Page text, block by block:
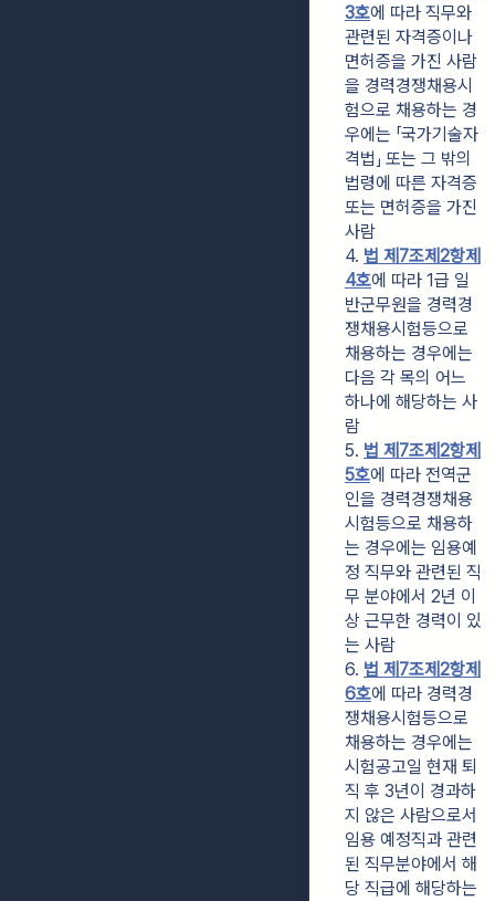
3호에 따라 직무와
관련된 자격증이나
면허증을 가진 사람
을 경력경쟁채용시
험으로 채용하는 경
우에는 「국가기술자
격법」 또는 그 밖의
법령에 따른 자격증
또는 면허증을 가진
사람
4. 법 제7조제2항제
4호에 따라 1급 일
반군무원을 경력경
쟁채용시험등으로
채용하는 경우에는
다음 각 목의 어느
하나에 해당하는 사
람
5. 법 제7조제2항제
5호에 따라 전역군
인을 경력경쟁채용
시험등으로 채용하
는 경우에는 임용예
정 직무와 관련된 직
무 분야에서 2년 이
상 근무한 경력이 있
는 사람
6. 법 제7조제2항제
6호에 따라 경력경
쟁채용시험등으로
채용하는 경우에는
시험공고일 현재 퇴
직 후 3년이 경과하
지 않은 사람으로서
임용 예정직과 관련
된 직무분야에서 해
당 직급에 해당하는